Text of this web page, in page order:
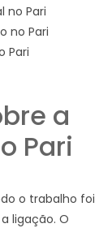
no Pari
no Pari
Pari
a
Pari
o trabalho foi
ligação. O